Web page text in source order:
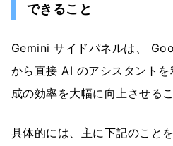
できること
Gemini サイドパネルは、
から直接 AI のアシスタント
成の効率を大幅に向上させる
具体的には、主に下記のこと